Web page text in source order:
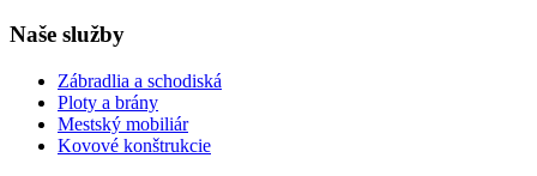
Naše služby
Zábradlia a schodiská
Ploty a brány
Mestský mobiliár
Kovové konštrukcie